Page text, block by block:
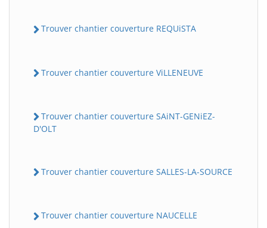
Trouver chantier couverture REQUiSTA
Trouver chantier couverture ViLLENEUVE
Trouver chantier couverture SAiNT-GENiEZ-
D'OLT
Trouver chantier couverture SALLES-LA-SOURCE
Trouver chantier couverture NAUCELLE